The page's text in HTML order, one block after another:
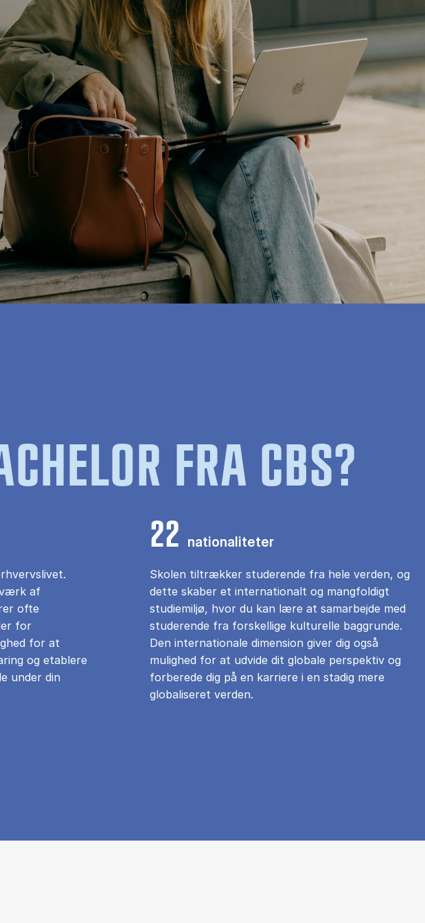
FRA CBS?
af
ofte
for
for at
og etablere
under din
22 nationaliteter
Skolen tiltrækker studerende fra hele verden, og
dette skaber et internationalt og mangfoldigt
studiemiljø, hvor du kan lære at samarbejde med
studerende fra forskellige kulturelle baggrunde.
Den internationale dimension giver dig også
mulighed for at udvide dit globale perspektiv og
forberede dig på en karriere i en stadig mere
globaliseret verden.